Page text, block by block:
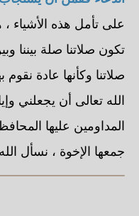
على تأمل هذه الأشياء
تكون صلاتنا صلة بيننا
صلاتنا وكأنها عادة
الله تعالى أن يجعلني
المداومين عليها
جمعها الإخوة ، نسأل